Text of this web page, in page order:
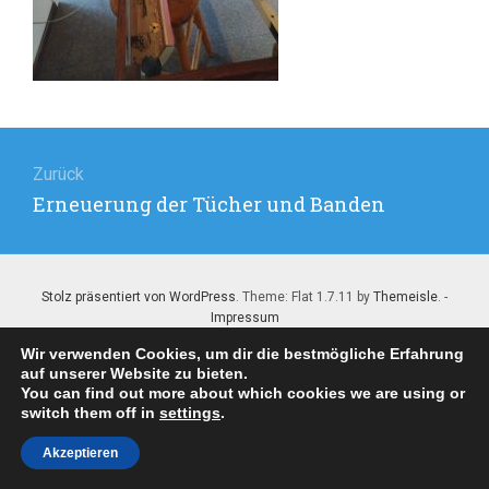
Zurück
Vorheriger
Erneuerung der Tücher und Banden
Stolz präsentiert von WordPress. Theme: Flat 1.7.11 by Themeisle. -
Impressum
Wir verwenden Cookies, um dir die bestmögliche Erfahrung
auf unserer Website zu bieten.
You can find out more about which cookies we are using or
switch them off in settings.
Akzeptieren